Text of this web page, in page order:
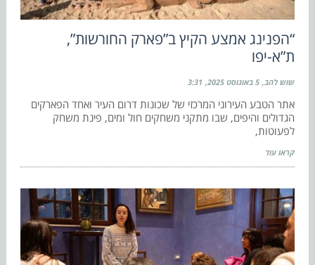
“הפנינג אמצע הקיץ ב”פארק החורשות”,
ת”א-יפו
שוש להב 5 באוגוסט 2025 3:31
אתר הטבע העירוני המרכזי של שכונות דרום העיר ואחד הפארקים
הגדולים והיפים, שבו מתקני משחקים חול ומים, פינת משחק
לפעוטות,
קראו עוד